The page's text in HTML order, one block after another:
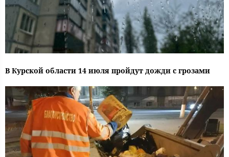
В Курской области 14 июля пройдут дожди с грозами